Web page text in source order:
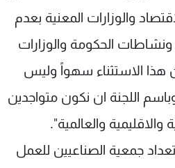
والوزارات المعنية بعدم
الحكومة والوزارات
هذا الاستثناء سهواً وليس
اللجنة ان نكون متواجدين
والعالمية".
جمعية الصناعيين للعمل